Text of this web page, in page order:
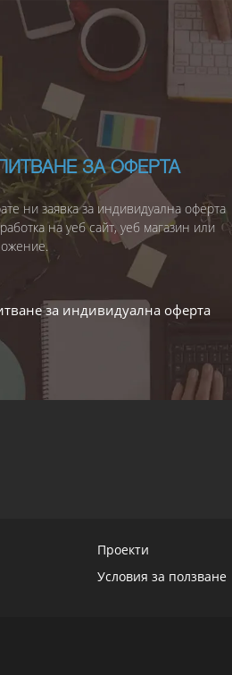
ЗА ОФЕРТА
ни заявка за индивидуална оферта
на уеб сайт, уеб магазин или
за индивидуална оферта
Проекти
Условия за ползване